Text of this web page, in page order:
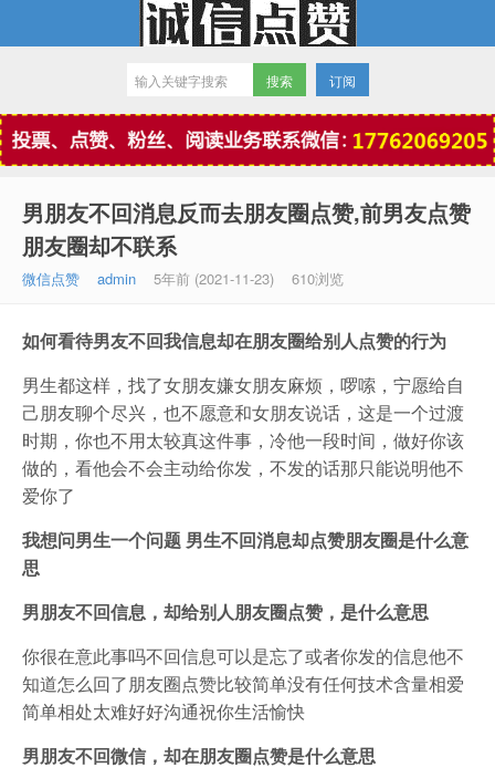
微信点赞
订阅
男朋友不回消息反而去朋友圈点赞,前男友点赞
朋友圈却不联系
微信点赞 admin 5年前 (2021-11-23) 610浏览
如何看待男友不回我信息却在朋友圈给别人点赞的行为
男生都这样，找了女朋友嫌女朋友麻烦，啰嗦，宁愿给自
己朋友聊个尽兴，也不愿意和女朋友说话，这是一个过渡
时期，你也不用太较真这件事，冷他一段时间，做好你该
做的，看他会不会主动给你发，不发的话那只能说明他不
爱你了
我想问男生一个问题 男生不回消息却点赞朋友圈是什么意
思
男朋友不回信息，却给别人朋友圈点赞，是什么意思
你很在意此事吗不回信息可以是忘了或者你发的信息他不
知道怎么回了朋友圈点赞比较简单没有任何技术含量相爱
简单相处太难好好沟通祝你生活愉快
男朋友不回微信，却在朋友圈点赞是什么意思